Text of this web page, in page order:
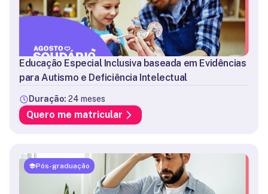
Educação Especial Inclusiva baseada em Evidências
para Autismo e Deficiência Intelectual
Duração: 24 meses
Quero me matricular
Pós-graduação